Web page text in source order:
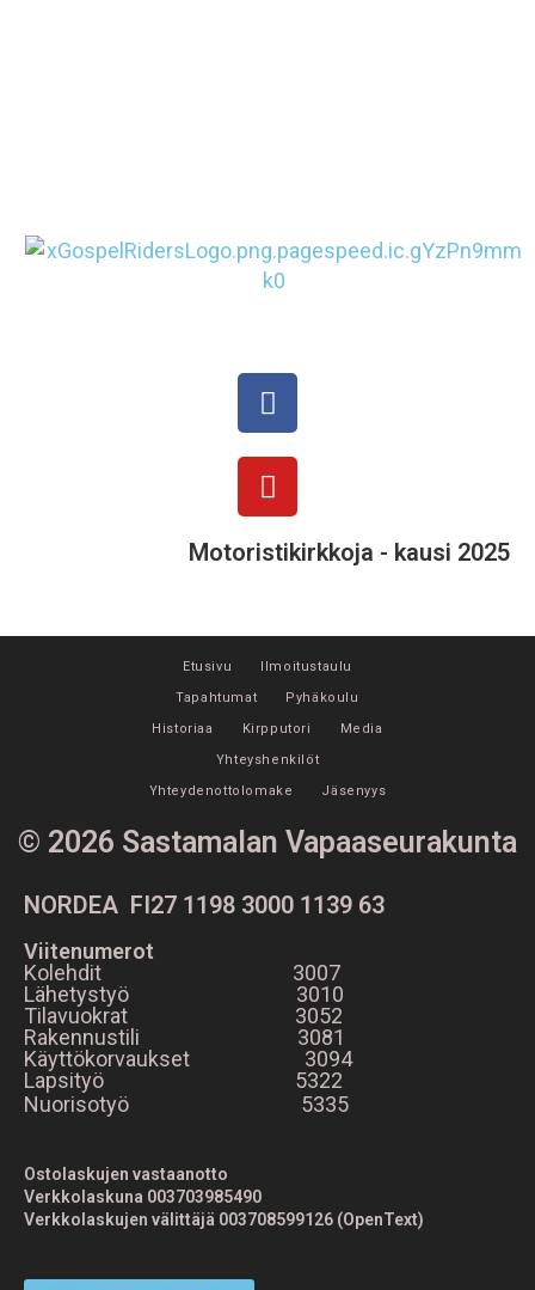
Motoristikirkkoja - kausi 2025
Etusivu
Ilmoitustaulu
Tapahtumat
Pyhäkoulu
Historiaa
Kirpputori
Media
Yhteyshenkilöt
Yhteydenottolomake
Jäsenyys
© 2026 Sastamalan Vapaaseurakunta
NORDEA FI27 1198 3000 1139 63
Viitenumerot
Kolehdit 3007
Lähetystyö 3010
Tilavuokrat 3052
Rakennustili 3081
Käyttökorvaukset 3094
Lapsityö 5322
Nuorisotyö 5335
Ostolaskujen vastaanotto
Verkkolaskuna 003703985490
Verkkolaskujen välittäjä 003708599126 (OpenText)